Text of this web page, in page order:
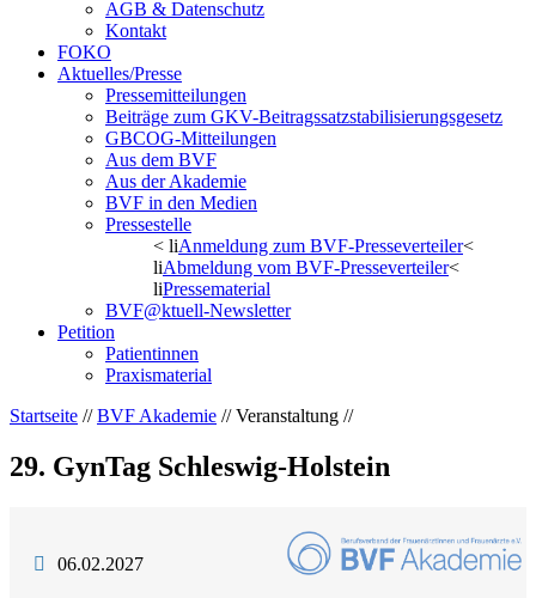
AGB & Datenschutz
Kontakt
FOKO
Aktuelles/Presse
Pressemitteilungen
Beiträge zum GKV-Beitragssatzstabilisierungsgesetz
GBCOG-Mitteilungen
Aus dem BVF
Aus der Akademie
BVF in den Medien
Pressestelle
< liAnmeldung zum BVF-Presseverteiler<
liAbmeldung vom BVF-Presseverteiler<
liPressematerial
BVF@ktuell-Newsletter
Petition
Patientinnen
Praxismaterial
Startseite //BVF Akademie // Veranstaltung //
29. GynTag Schleswig-Holstein
06.02.2027